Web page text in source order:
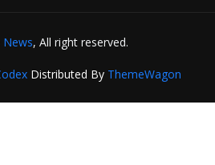
News, All right reserved.
Distributed By ThemeWagon